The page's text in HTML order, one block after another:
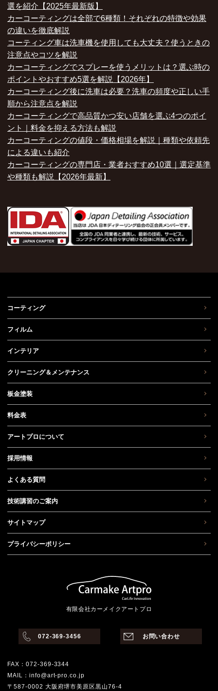
選を紹介【2025年最新版】
カーコーティングは全部で6種類！それぞれの特徴や効果
の違いを徹底解説
コーティング車は洗車機を使用しても大丈夫？使うときの
注意点やコツを解説
カーコーティングでスプレーを使うメリットは？選ぶ時の
ポイントやおすすめ5選を解説【2026年】
カーコーティング後に洗車は必要？洗車の頻度や正しい手
順から注意点を解説
カーコーティングで高品質かつ安い店舗を選ぶ4つのポイ
ント｜料金を抑える方法も解説
カーコーティングの値段・価格相場を解説｜種類や依頼先
による違いも紹介
カーコーティングの専門店・業者おすすめ10選｜選定基準
や種類も解説【2026年最新】
コーティング
フィルム
インテリア
クリーニング＆メンテナンス
板金塗装
料金表
アートプロについて
採用情報
よくある質問
技術講習のご案内
サイトマップ
プライバシーポリシー
有限会社カーメイクアートプロ
072-369-3456 お問い合わせ
FAX：072-369-3344
MAIL：info@art-pro.co.jp
〒587-0002 大阪府堺市美原区黒山76-4